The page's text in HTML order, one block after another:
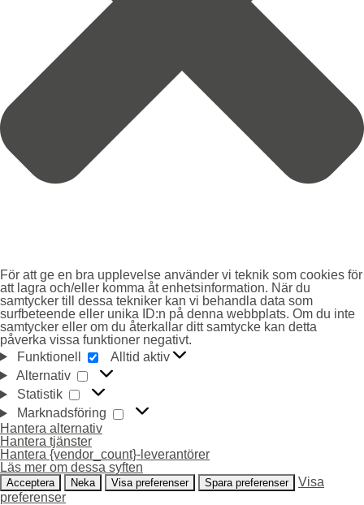
För att ge en bra upplevelse använder vi teknik som cookies för
att lagra och/eller komma åt enhetsinformation. När du
samtycker till dessa tekniker kan vi behandla data som
surfbeteende eller unika ID:n på denna webbplats. Om du inte
samtycker eller om du återkallar ditt samtycke kan detta
påverka vissa funktioner negativt.
Funktionell
FUNKTIONELL
Alltid aktiv
Alternativ
ALTERNATIV
Statistik
STATISTIK
Marknadsföring
MARKNADSFÖRING
Hantera alternativ
Hantera tjänster
Hantera {vendor_count}-leverantörer
Läs mer om dessa syften
Acceptera Neka Visa preferenser Spara preferenser
Visa
preferenser